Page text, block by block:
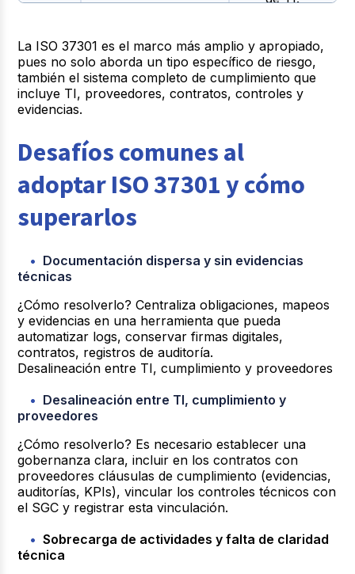
ISO
19600
Guía para gestión de
cumplimiento (no
certificable)
de ISO 37301,
útil pero
menos
formal.
ISO
37001
Sistema de Gestión
Anti-Soborno
para cubrir
riesgo de
La ISO 37301 es el marco más amplio y apropiado,
pues no solo aborda un tipo específico de riesgo,
también el sistema completo de cumplimiento que
incluye TI, proveedores, contratos, controles y
evidencias.
Desafíos comunes al
adoptar ISO 37301 y cómo
superarlos
Documentación dispersa y sin evidencias
técnicas
¿Cómo resolverlo? Centraliza obligaciones, mapeos
y evidencias en una herramienta que pueda
automatizar logs, conservar firmas digitales,
contratos, registros de auditoría.
Desalineación entre TI, cumplimiento y proveedores
Desalineación entre TI, cumplimiento y
proveedores
¿Cómo resolverlo? Es necesario establecer una
gobernanza clara, incluir en los contratos con
proveedores cláusulas de cumplimiento (evidencias,
auditorías, KPIs), vincular los controles técnicos con
el SGC y registrar esta vinculación.
Sobrecarga de actividades y falta de claridad
técnica